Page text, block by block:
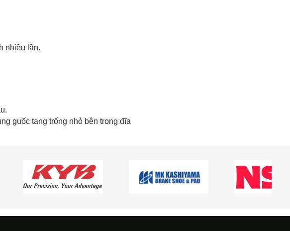
nhiều lần.
guốc tang trống nhỏ bên trong đĩa